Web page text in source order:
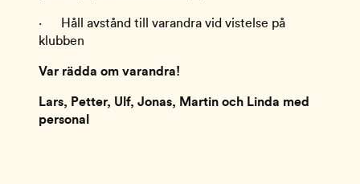
·      Håll avstånd till varandra vid vistelse på
klubben
Var rädda om varandra!
Lars, Petter, Ulf, Jonas, Martin och Linda med
personal